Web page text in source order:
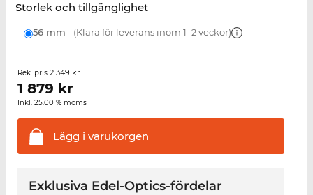
Storlek och tillgänglighet
56 mm (Klara för leverans inom 1–2 veckor)
Rek. pris 2 349 kr
1 879 kr
Inkl. 25.00 % moms
Lägg i varukorgen
Exklusiva Edel-Optics-fördelar